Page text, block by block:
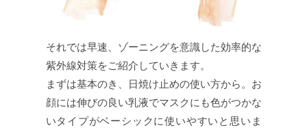
それでは早速、ゾーニングを意識した効率的な
紫外線対策をご紹介していきます。
まずは基本のき、日焼け止めの使い方から。お
顔には伸びの良い乳液でマスクにも色がつかな
いタイプがベーシックに使いやすいと思いま